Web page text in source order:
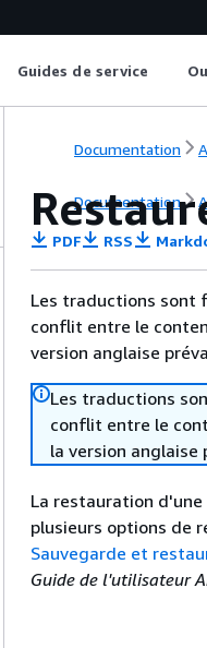
Guides de service
Documentation
Documentation
PDF RSS
Les traductions sont
conflit entre le
version anglaise
Les traductions
conflit entre le
la version anglaise
La restauration d'une
plusieurs options de
Sauvegarde et
Guide de l'utilisateur